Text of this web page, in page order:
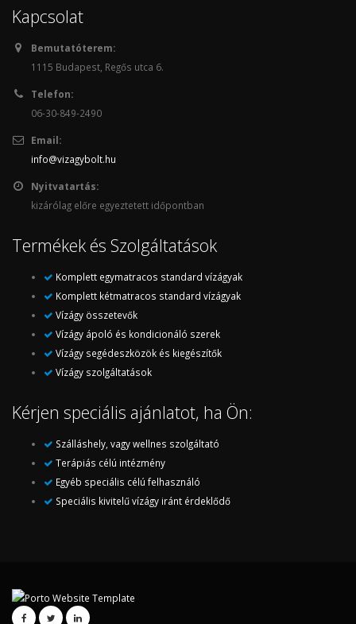
Kapcsolat
Bemutatóterem:
1115 Budapest, Regős utca 6.
Telefon:
06-30-849-2490
Email:
info@vizagybolt.hu
Nyitvatartás:
kizárólag előre egyeztetett időpontban
Termékek és Szolgáltatások
Komplett egymatracos standard vízágyak
Komplett kétmatracos standard vízágyak
Vízágy összetevők
Vízágy ápoló és kondicionáló szerek
Vízágy segédeszközök és kiegészítők
Vízágy szolgáltatások
Kérjen speciális ajánlatot, ha Ön:
Szálláshely, vagy wellnes szolgáltató
Terápiás célú intézmény
Egyéb speciális célú felhasználó
Speciális kivitelű vízágy iránt érdeklődő